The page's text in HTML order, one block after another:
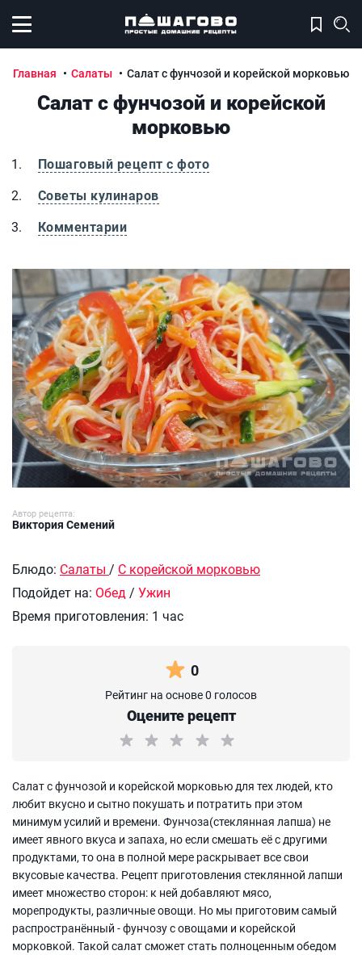
Открыть меню
Главная Салаты Салат с фунчозой и корейской морковью
Салат с фунчозой и корейской
морковью
Пошаговый рецепт с фото
Советы кулинаров
Комментарии
Салат с фунчозой и корейской морковью
Автор рецепта:
Виктория Семений
Блюдо: Салаты / С корейской морковью
Подойдет на: Обед/ Ужин
Время приготовления: 1 час
0
Рейтинг на основе 0 голосов
Оцените рецепт
Салат с фунчозой и корейской морковью для тех людей, кто
любит вкусно и сытно покушать и потратить при этом
минимум усилий и времени. Фунчоза(стеклянная лапша) не
имеет явного вкуса и запаха, но если смешать её с другими
продуктами, то она в полной мере раскрывает все свои
вкусовые качества. Рецепт приготовления стеклянной лапши
имеет множество сторон: к ней добавляют мясо,
морепродукты, различные овощи. Но мы приготовим самый
распространённый - фунчозу с овощами и корейской
морковкой. Такой салат сможет стать полноценным обедом